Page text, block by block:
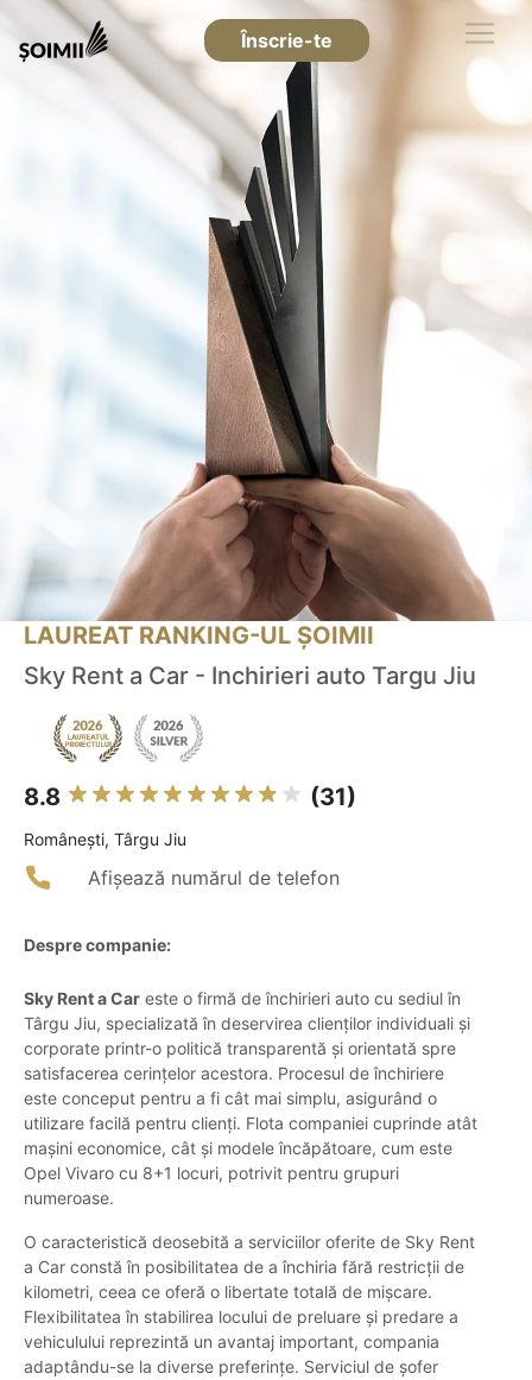
Înscrie-te
LAUREAT RANKING-UL ȘOIMII
Sky Rent a Car - Inchirieri auto Targu Jiu
8.8 (31)
Româneşti, Târgu Jiu
Afișează numărul de telefon
Despre companie:
Sky Rent a Car este o firmă de închirieri auto cu sediul în
Târgu Jiu, specializată în deservirea clienților individuali și
corporate printr-o politică transparentă și orientată spre
satisfacerea cerințelor acestora. Procesul de închiriere
este conceput pentru a fi cât mai simplu, asigurând o
utilizare facilă pentru clienți. Flota companiei cuprinde atât
mașini economice, cât și modele încăpătoare, cum este
Opel Vivaro cu 8+1 locuri, potrivit pentru grupuri
numeroase.
O caracteristică deosebită a serviciilor oferite de Sky Rent
a Car constă în posibilitatea de a închiria fără restricții de
kilometri, ceea ce oferă o libertate totală de mișcare.
Flexibilitatea în stabilirea locului de preluare și predare a
vehiculului reprezintă un avantaj important, compania
adaptându-se la diverse preferințe. Serviciul de șofer